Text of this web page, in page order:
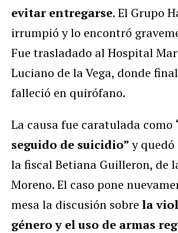
evitar entregarse. El Grupo
irrumpió y lo encontró
Fue trasladado al Hospital
Luciano de la Vega, donde
falleció en quirófano.
La causa fue caratulada como
seguido de suicidio”y quedó
la fiscal Betiana Guilleron, de
Moreno. El caso pone
mesa la discusión sobre la
género y el uso de armas